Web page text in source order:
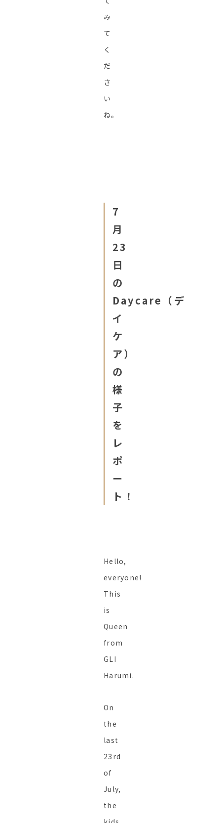
み
て
く
だ
さ
い
ね。
7
月
23
日
の
Daycare（デ
イ
ケ
ア）
の
様
子
を
レ
ポ
ー
ト！
Hello,
everyone!
This
is
Queen
from
GLI
Harumi.
On
the
last
23rd
of
July,
the